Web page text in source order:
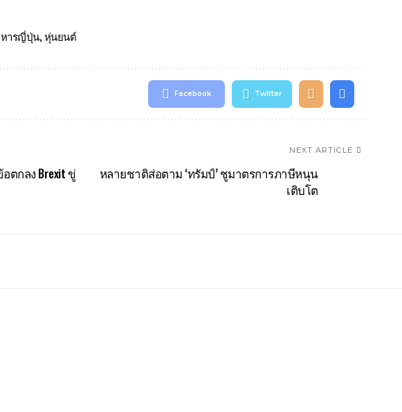
ารญี่ปุ่น,หุ่นยนต์
Facebook Twitter
ตกลง Brexit ขู่
NEXT ARTICLE
หลายชาติส่อตาม ‘ทรัมป์’ ชูมาตรการภาษีหนุน
เติบโต